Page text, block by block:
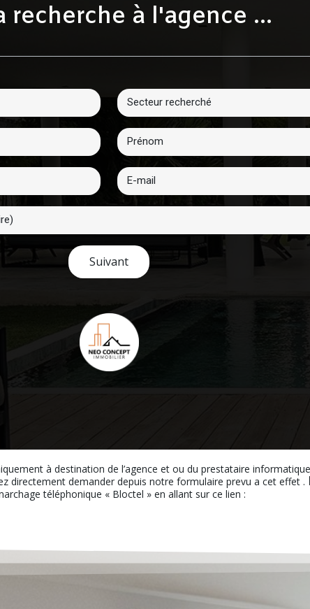
recherche à l'agence ...
Suivant
à destination de l’agence et ou du prestataire
directement demander depuis notre formulaire prevu a cet effet .
téléphonique « Bloctel » en allant sur ce lien :